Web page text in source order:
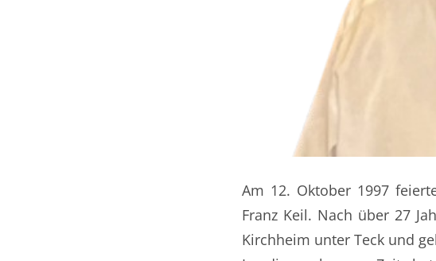
Am 12. Oktober 1997
Franz Keil. Nach über 27
Kirchheim unter Teck und